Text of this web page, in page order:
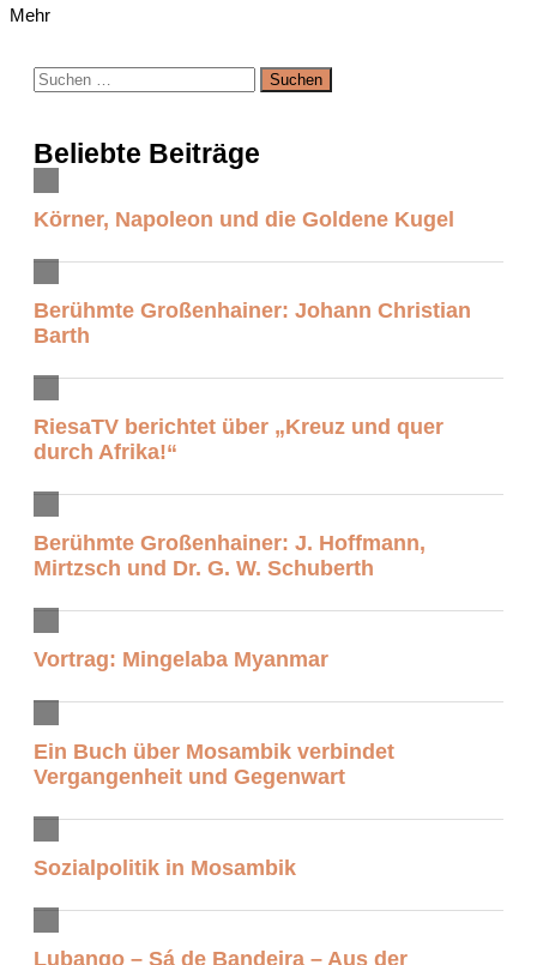
Mehr
Suchen
nach:
Beliebte Beiträge
Körner, Napoleon und die Goldene Kugel
Berühmte Großenhainer: Johann Christian
Barth
RiesaTV berichtet über „Kreuz und quer
durch Afrika!“
Berühmte Großenhainer: J. Hoffmann,
Mirtzsch und Dr. G. W. Schuberth
Vortrag: Mingelaba Myanmar
Ein Buch über Mosambik verbindet
Vergangenheit und Gegenwart
Sozialpolitik in Mosambik
Lubango – Sá de Bandeira – Aus der